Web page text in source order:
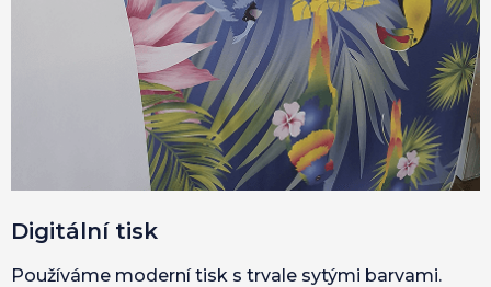
Digitální tisk
Používáme moderní tisk s trvale sytými barvami.